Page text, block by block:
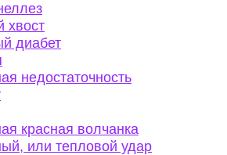
хвост
диабет
недостаточность
красная волчанка
или тепловой удар